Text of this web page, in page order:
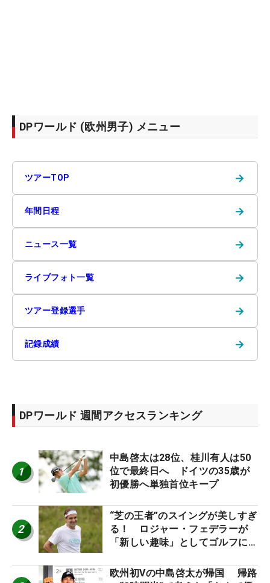
DPワールド (欧州男子) メニュー
ツアーTOP →
年間日程 →
ニュース一覧 →
ライブフォト一覧 →
ツアー登録選手 →
記録成績 →
DPワールド 週間アクセスランキング
1
中島啓太は28位、桂川有人は50
位で最終日へ ドイツの35歳が
初優勝へ単独首位キープ
2
“芝の王者”のスイングが美しすぎ
る！ ロジャー・フェデラーが
「新しい趣味」としてゴルフに挑
欧州初Vの中島啓太が帰国 帰路